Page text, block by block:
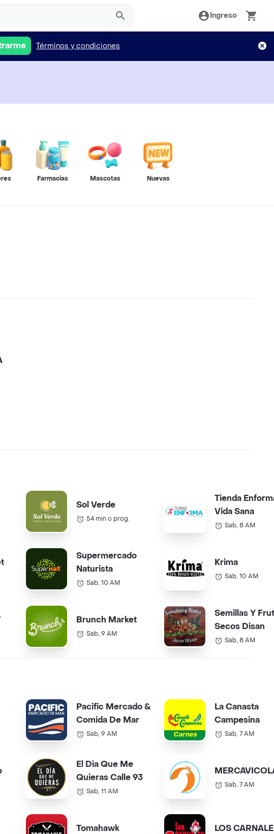
Ingreso
Términos y condiciones
Farmacias Mascotas Nuevas
Sol Verde
54 min o prog.
Supermercado
Naturista
Sab, 10 AM
Brunch Market
Sab, 9 AM
Tienda
Vida Sana
Sab, 8 AM
Krima
Sab, 10 AM
Semillas Y
Secos Disan
Sab, 8 AM
Pacific Mercado &
Comida De Mar
Sab, 9 AM
El Dia Que Me
Quieras Calle 93
Sab, 11 AM
Tomahawk
La Canasta
Campesina
Sab, 7 AM
Sab, 7 AM
LOS